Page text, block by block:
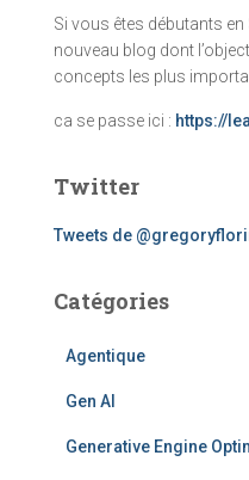
Si vous êtes débutants en
nouveau blog dont
concepts les plus
ca se passe ici : https://
Twitter
Tweets de
Catégories
Agentique
Gen AI
Generative Engine